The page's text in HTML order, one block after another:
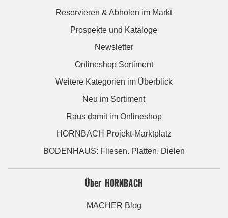
Reservieren & Abholen im Markt
Prospekte und Kataloge
Newsletter
Onlineshop Sortiment
Weitere Kategorien im Überblick
Neu im Sortiment
Raus damit im Onlineshop
HORNBACH Projekt-Marktplatz
BODENHAUS: Fliesen. Platten. Dielen
Über HORNBACH
MACHER Blog